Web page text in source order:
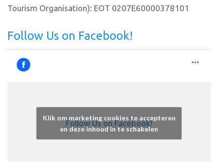
Tourism Organisation): EOT 0207E60000378101
Follow Us on Facebook!
Follow Us on Facebook!
Klik om marketing cookies te accepteren
en deze inhoud in te schakelen